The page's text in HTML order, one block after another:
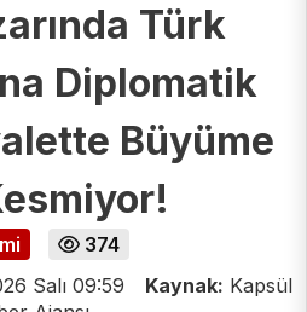
Türk
Diplomatik
Büyüme
374
Salı 09:59 Kaynak: Kapsül